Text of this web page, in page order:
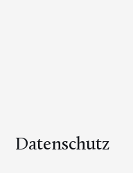
Datenschutz